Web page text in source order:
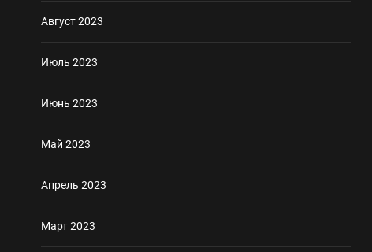
Август 2023
Июль 2023
Июнь 2023
Май 2023
Апрель 2023
Март 2023